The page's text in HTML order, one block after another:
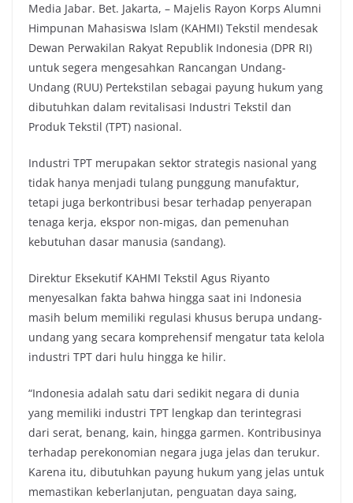
c
e
b
o
o
k
i
t
t
e
r
a
t
s
A
p
p
p
y
L
i
n
k
Media Jabar. Bet. Jakarta, – Majelis Rayon Korps Alumni
Himpunan Mahasiswa Islam (KAHMI) Tekstil mendesak
Dewan Perwakilan Rakyat Republik Indonesia (DPR RI)
untuk segera mengesahkan Rancangan Undang-
Undang (RUU) Pertekstilan sebagai payung hukum yang
dibutuhkan dalam revitalisasi Industri Tekstil dan
Produk Tekstil (TPT) nasional.
Industri TPT merupakan sektor strategis nasional yang
tidak hanya menjadi tulang punggung manufaktur,
tetapi juga berkontribusi besar terhadap penyerapan
tenaga kerja, ekspor non-migas, dan pemenuhan
kebutuhan dasar manusia (sandang).
Direktur Eksekutif KAHMI Tekstil Agus Riyanto
menyesalkan fakta bahwa hingga saat ini Indonesia
masih belum memiliki regulasi khusus berupa undang-
undang yang secara komprehensif mengatur tata kelola
industri TPT dari hulu hingga ke hilir.
“Indonesia adalah satu dari sedikit negara di dunia
yang memiliki industri TPT lengkap dan terintegrasi
dari serat, benang, kain, hingga garmen. Kontribusinya
terhadap perekonomian negara juga jelas dan terukur.
Karena itu, dibutuhkan payung hukum yang jelas untuk
memastikan keberlanjutan, penguatan daya saing,